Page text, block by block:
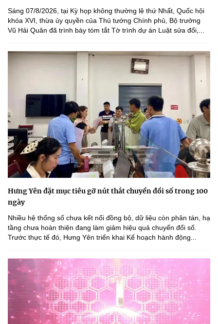
Sáng 07/8/2026, tại Kỳ họp không thường lệ thứ Nhất, Quốc hội
khóa XVI, thừa ủy quyền của Thủ tướng Chính phủ, Bộ trưởng
Vũ Hải Quân đã trình bày tóm tắt Tờ trình dự án Luật sửa đổi,...
Hưng Yên đặt mục tiêu gỡ nút thắt chuyển đổi số trong 100
ngày
Nhiều hệ thống số chưa kết nối đồng bộ, dữ liệu còn phân tán, hạ
tầng chưa hoàn thiện đang làm giảm hiệu quả chuyển đổi số.
Trước thực tế đó, Hưng Yên triển khai Kế hoạch hành động...